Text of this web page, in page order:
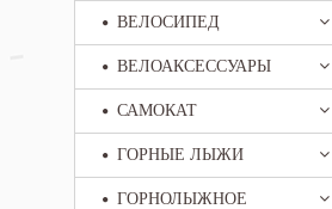
ВЕЛОСИПЕД
ВЕЛОАКСЕССУАРЫ
САМОКАТ
ГОРНЫЕ ЛЫЖИ
ГОРНОЛЫЖНОЕ